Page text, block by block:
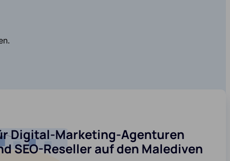
Digital-Marketing-Agenturen
SEO-Reseller auf den Malediven